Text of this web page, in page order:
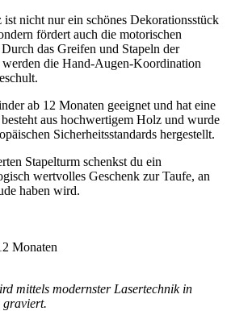
nicht nur ein schönes Dekorationsstück
fördert auch die motorischen
das Greifen und Stapeln der
werden die Hand-Augen-Koordination
ab 12 Monaten geeignet und hat eine
aus hochwertigem Holz und wurde
Sicherheitsstandards hergestellt.
Stapelturm schenkst du ein
wertvolles Geschenk zur Taufe, an
haben wird.
Monaten
mittels modernster Lasertechnik in
graviert.